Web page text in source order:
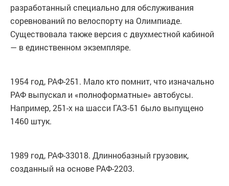
разработанный специально для обслуживания
соревнований по велоспорту на Олимпиаде.
Существовала также версия с двухместной кабиной
— в единственном экземпляре.
1954 год, РАФ-251. Мало кто помнит, что изначально
РАФ выпускал и «полноформатные» автобусы.
Например, 251-х на шасси ГАЗ-51 было выпущено
1460 штук.
1989 год, РАФ-33018. Длиннобазный грузовик,
созданный на основе РАФ-2203.